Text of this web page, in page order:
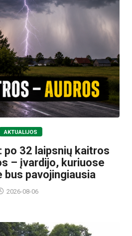
AKTUALIJOS
po 32 laipsnių kaitros
– įvardijo, kuriuose
bus pavojingiausia
2026-08-06